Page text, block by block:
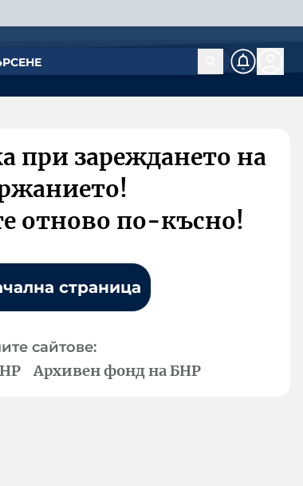
при зареждането на
отново по-късно!
страница
сайтове:
Архивен фонд на БНР